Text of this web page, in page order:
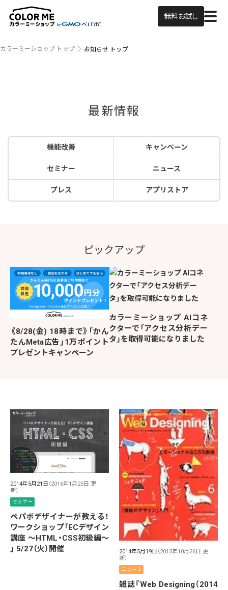
無料お試し
カラーミーショップ トップ お知らせ トップ
最新情報
機能改善 キャンペーン
セミナー ニュース
プレス アプリストア
ピックアップ
《8/28(金) 18時まで》「かん
たんMeta広告」1万ポイント
プレゼントキャンペーン
カラーミーショップ AIコネ
クターで「アクセス分析デー
タ」を取得可能になりました
2014年5月21日 （2016年1月25日 更
新）
セミナー
ペパボデザイナーが教える！
ワークショップ「ECデザイン
講座 〜HTML・CSS初級編〜
」 5/27（火）開催
2014年5月19日 （2015年10月26日 更
新）
ニュース
雑誌『Web Designing（2014